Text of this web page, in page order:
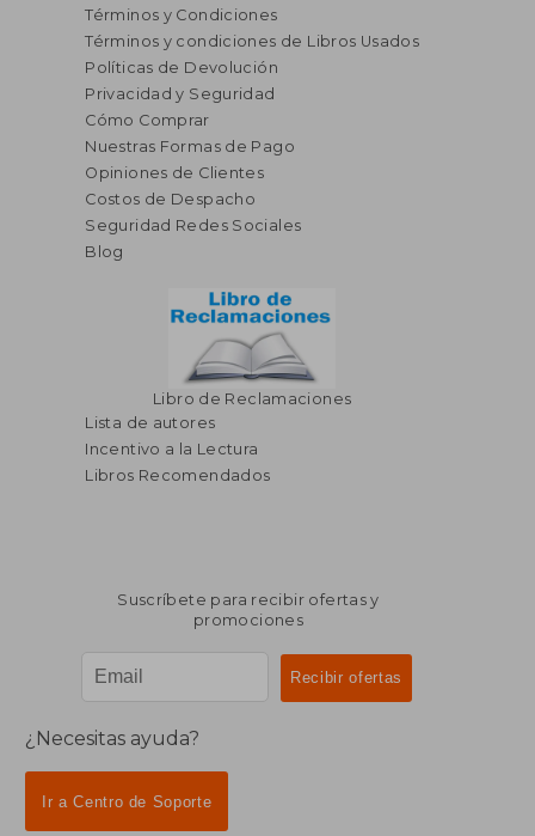
S/ 66,00
Términos y Condiciones
Términos y condiciones de Libros Usados
Políticas de Devolución
Privacidad y Seguridad
Cómo Comprar
Nuestras Formas de Pago
Opiniones de Clientes
Costos de Despacho
Seguridad Redes Sociales
Blog
Libro de Reclamaciones
Lista de autores
Incentivo a la Lectura
Libros Recomendados
Suscríbete para recibir ofertas y
promociones
¿Necesitas ayuda?
Ir a Centro de Soporte